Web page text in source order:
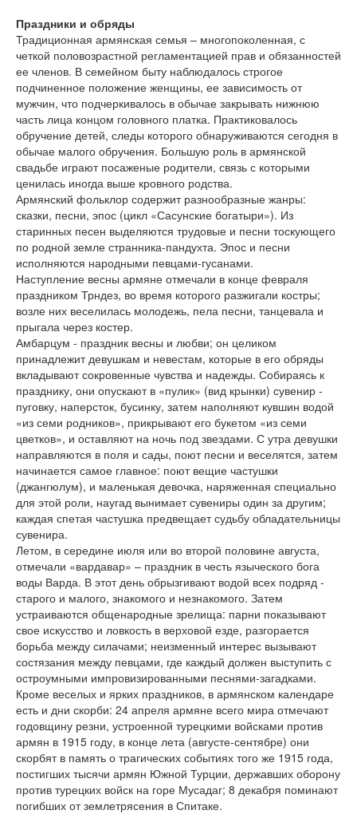
Праздники и обряды
Традиционная армянская семья – многопоколенная, с
четкой половозрастной регламентацией прав и обязанностей
ее членов. В семейном быту наблюдалось строгое
подчиненное положение женщины, ее зависимость от
мужчин, что подчеркивалось в обычае закрывать нижнюю
часть лица концом головного платка. Практиковалось
обручение детей, следы которого обнаруживаются сегодня в
обычае малого обручения. Большую роль в армянской
свадьбе играют посаженые родители, связь с которыми
ценилась иногда выше кровного родства.
Армянский фольклор содержит разнообразные жанры:
сказки, песни, эпос (цикл «Сасунские богатыри»). Из
старинных песен выделяются трудовые и песни тоскующего
по родной земле странника-пандухта. Эпос и песни
исполняются народными певцами-гусанами.
Наступление весны армяне отмечали в конце февраля
праздником Трндез, во время которого разжигали костры;
возле них веселилась молодежь, пела песни, танцевала и
прыгала через костер.
Амбарцум - праздник весны и любви; он целиком
принадлежит девушкам и невестам, которые в его обряды
вкладывают сокровенные чувства и надежды. Собираясь к
празднику, они опускают в «пулик» (вид крынки) сувенир -
пуговку, наперсток, бусинку, затем наполняют кувшин водой
«из семи родников», прикрывают его букетом «из семи
цветков», и оставляют на ночь под звездами. С утра девушки
направляются в поля и сады, поют песни и веселятся, затем
начинается самое главное: поют вещие частушки
(джангюлум), и маленькая девочка, наряженная специально
для этой роли, наугад вынимает сувениры один за другим;
каждая спетая частушка предвещает судьбу обладательницы
сувенира.
Летом, в середине июля или во второй половине августа,
отмечали «вардавар» – праздник в честь языческого бога
воды Варда. В этот день обрызгивают водой всех подряд -
старого и малого, знакомого и незнакомого. Затем
устраиваются общенародные зрелища: парни показывают
свое искусство и ловкость в верховой езде, разгорается
борьба между силачами; неизменный интерес вызывают
состязания между певцами, где каждый должен выступить с
остроумными импровизированными песнями-загадками.
Кроме веселых и ярких праздников, в армянском календаре
есть и дни скорби: 24 апреля армяне всего мира отмечают
годовщину резни, устроенной турецкими войсками против
армян в 1915 году, в конце лета (августе-сентябре) они
скорбят в память о трагических событиях того же 1915 года,
постигших тысячи армян Южной Турции, державших оборону
против турецких войск на горе Мусадаг; 8 декабря поминают
погибших от землетрясения в Спитаке.